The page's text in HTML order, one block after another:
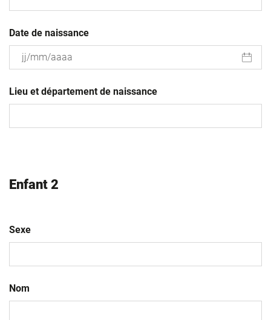
Date de naissance
slash
MM
Lieu et département de naissance
Enfant 2
Sexe
Nom